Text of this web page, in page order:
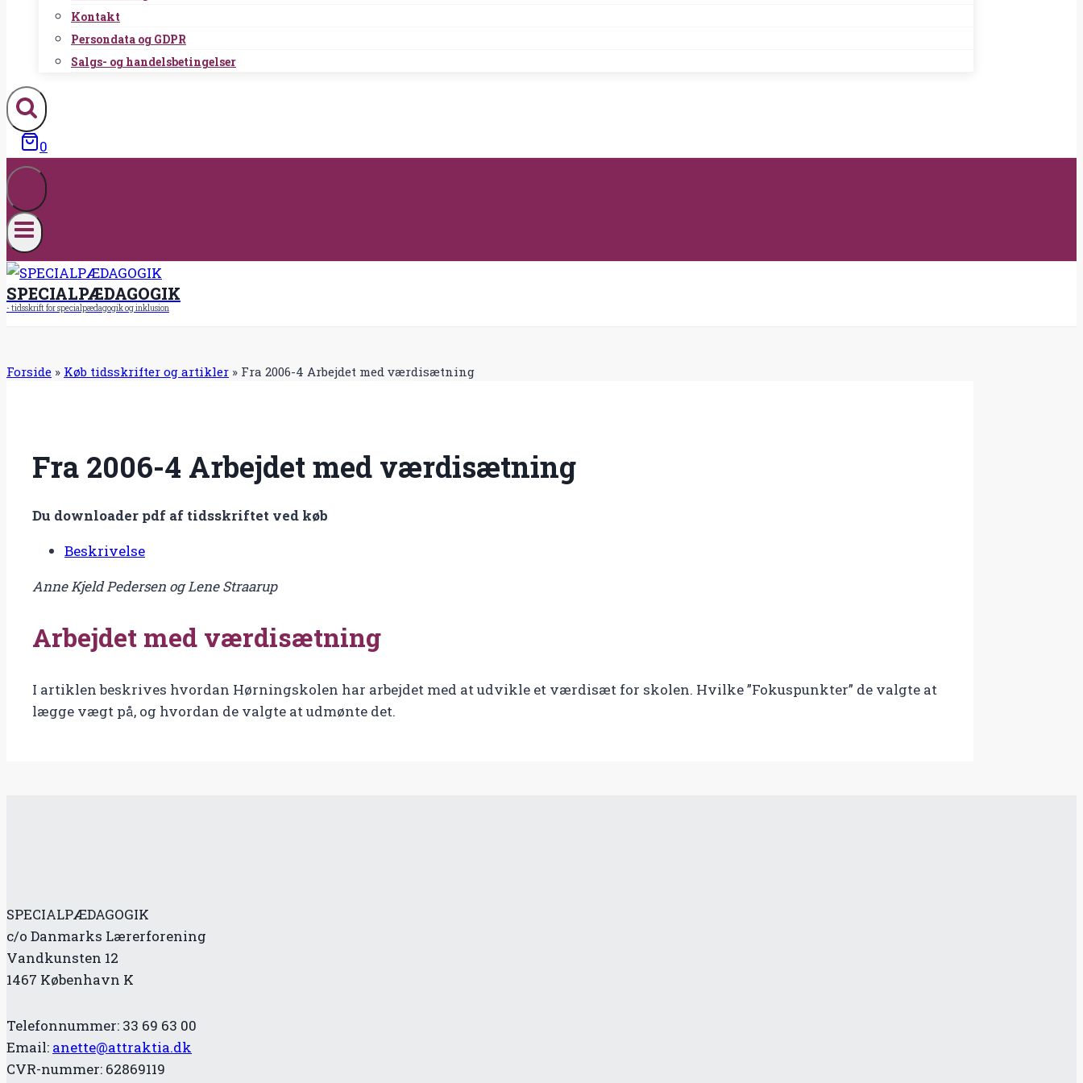
Kontakt
Persondata og GDPR
Salgs- og handelsbetingelser
0
SPECIALPÆDAGOGIK
- tidsskrift for specialpædagogik og inklusion
Forside » Køb tidsskrifter og artikler » Fra 2006-4 Arbejdet med værdisætning
Fra 2006-4 Arbejdet med værdisætning
Du downloader pdf af tidsskriftet ved køb
Beskrivelse
Anne Kjeld Pedersen og Lene Straarup
Arbejdet med værdisætning
I artiklen beskrives hvordan Hørningskolen har arbejdet med at udvikle et værdisæt for skolen. Hvilke ”Fokuspunkter” de valgte at
lægge vægt på, og hvordan de valgte at udmønte det.
SPECIALPÆDAGOGIK
c/o Danmarks Lærerforening
Vandkunsten 12
1467 København K
Telefonnummer: 33 69 63 00
Email: anette@attraktia.dk
CVR-nummer: 62869119